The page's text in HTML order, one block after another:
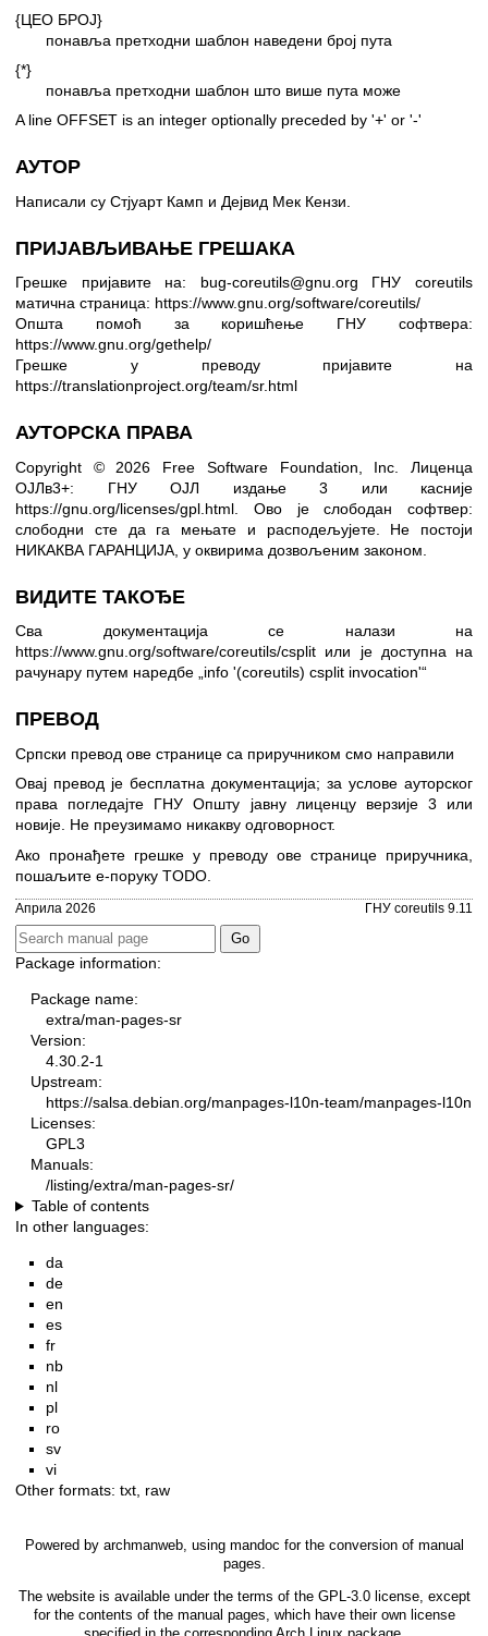
{ЦЕО БРОЈ}
понавља претходни шаблон наведени број пута
{*}
понавља претходни шаблон што више пута може
A line OFFSET is an integer optionally preceded by '+' or '-'
АУТОР
Написали су Стјуарт Камп и Дејвид Мек Кензи.
ПРИЈАВЉИВАЊЕ ГРЕШАКА
Грешке пријавите на: bug-coreutils@gnu.org ГНУ coreutils
матична страница: https://www.gnu.org/software/coreutils/
Општа помоћ за коришћење ГНУ софтвера:
https://www.gnu.org/gethelp/
Грешке у преводу пријавите на
https://translationproject.org/team/sr.html
АУТОРСКА ПРАВА
Copyright © 2026 Free Software Foundation, Inc. Лиценца
ОЈЛв3+: ГНУ ОЈЛ издање 3 или касније
https://gnu.org/licenses/gpl.html
Ово је слободан софтвер:
слободни сте да га мењате и расподељујете. Не постоји
НИКАКВА ГАРАНЦИЈА, у оквирима дозвољеним законом.
ВИДИТЕ ТАКОЂЕ
Сва документација се налази на
https://www.gnu.org/software/coreutils/csplit или је доступна на
рачунару путем наредбе „info '(coreutils) csplit invocation'“
ПРЕВОД
Српски превод ове странице са приручником смо направили
Овај превод је бесплатна документација; за услове ауторског
права погледајте ГНУ Општу јавну лиценцу верзије 3 или
новије. Не преузимамо никакву одговорност.
Ако пронађете грешке у преводу ове странице приручника,
пошаљите е-поруку TODO.
Априла 2026 ГНУ coreutils 9.11
Package information:
Package name:
extra/man-pages-sr
Version:
4.30.2-1
Upstream:
https://salsa.debian.org/manpages-l10n-team/manpages-l10n
Licenses:
GPL3
Manuals:
/listing/extra/man-pages-sr/
Table of contents
In other languages:
da
de
en
es
fr
nb
nl
pl
ro
sv
vi
Other formats: txt, raw
Powered by archmanweb, using mandoc for the conversion of manual
pages.
The website is available under the terms of the GPL-3.0license, except
for the contents of the manual pages, which have their own license